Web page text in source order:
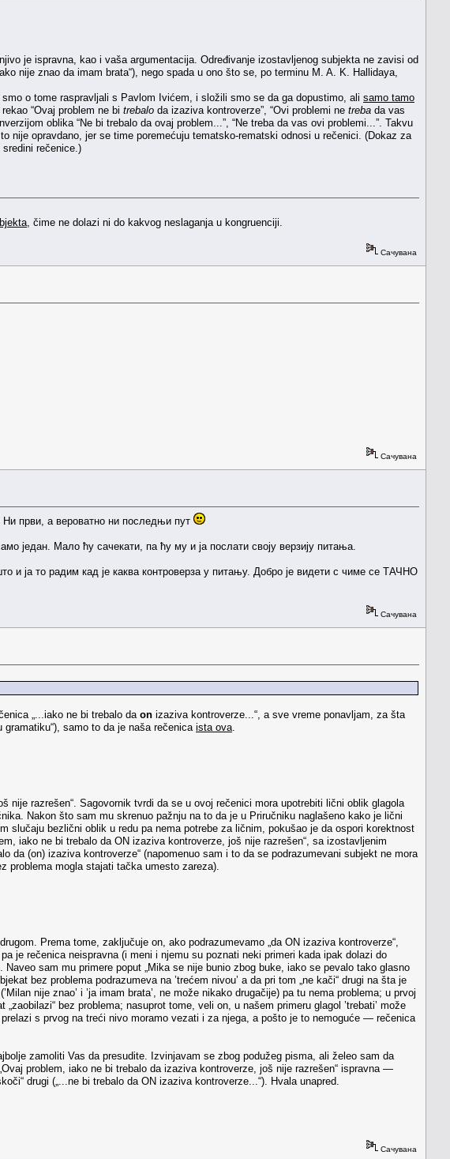
je ispravna, kao i vaša argumentacija. Određivanje izostavljenog subjekta ne zavisi od
nije znao da imam brata“), nego spada u ono što se, po terminu M. A. K. Hallidaya,
o tome raspravljali s Pavlom Ivićem, i složili smo se da ga dopustimo, ali samo tamo
“Ovaj problem ne bi trebalo da izaziva kontroverze”, “Ovi problemi ne treba da vas
oblika “Ne bi trebalo da ovaj problem...”, “Ne treba da vas ovi problemi...”. Takvu
nije opravdano, jer se time poremećuju tematsko-rematski odnosi u rečenici. (Dokaz za
rečenice.)
, čime ne dolazi ni do kakvog neslaganja u kongruenciji.
Сачувана
Сачувана
Ни први, а вероватно ни последњи пут
један. Мало ћу сачекати, па ћу му и ја послати своју верзију питања.
и ја то радим кад је каква контроверза у питању. Добро је видети с чиме се ТАЧНО
Сачувана
„...iako ne bi trebalo da on izaziva kontroverze...“, a sve vreme ponavljam, za šta
samo to da je naša rečenica ista ova
razrešen“. Sagovornik tvrdi da se u ovoj rečenici mora upotrebiti lični oblik glagola
Nakon što sam mu skrenuo pažnju na to da je u Priručniku naglašeno kako je lični
bezlični oblik u redu pa nema potrebe za ličnim, pokušao je da ospori korektnost
iako ne bi trebalo da ON izaziva kontroverze, još nije razrešen“, sa izostavljenim
da (on) izaziva kontroverze“ (napomenuo sam i to da se podrazumevani subjekt ne mora
problema mogla stajati tačka umesto zareza).
Prema tome, zaključuje on, ako podrazumevamo „da ON izaziva kontroverze“,
je rečenica neispravna (i meni i njemu su poznati neki primeri kada ipak dolazi do
sam mu primere poput „Mika se nije bunio zbog buke, iako se pevalo tako glasno
bez problema podrazumeva na ’trećem nivou’ a da pri tom „ne kači“ drugi na šta je
nije znao’ i ’ja imam brata’, ne može nikako drugačije) pa tu nema problema; u prvoj
bez problema; nasuprot tome, veli on, u našem primeru glagol ’trebati’ može
s prvog na treći nivo moramo vezati i za njega, a pošto je to nemoguće — rečenica
zamoliti Vas da presudite. Izvinjavam se zbog podužeg pisma, ali želeo sam da
problem, iako ne bi trebalo da izaziva kontroverze, još nije razrešen“ ispravna —
drugi („...ne bi trebalo da ON izaziva kontroverze...“). Hvala unapred.
Сачувана